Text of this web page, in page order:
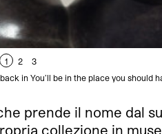
1 2
3
in You’ll be in the place you should
prende il nome dal
collezione in